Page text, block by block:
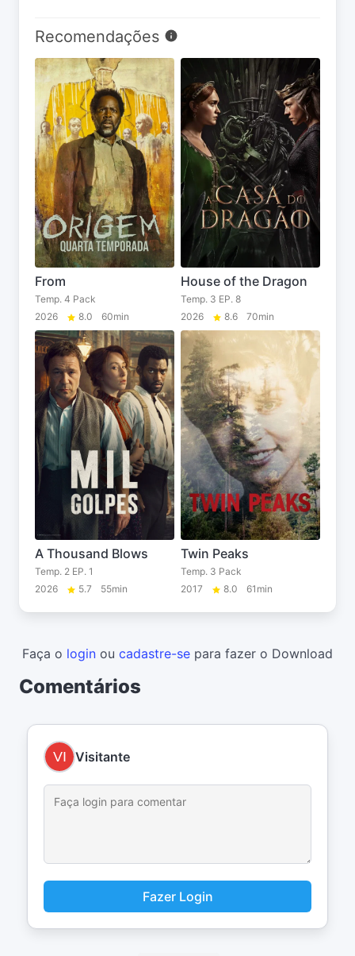
Recomendações
From
Temp. 4 Pack
2026
8.0 60min
House of the Dragon
Temp. 3 EP. 8
2026
8.6 70min
A Thousand Blows
Temp. 2 EP. 1
2026
5.7 55min
Twin Peaks
Temp. 3 Pack
2017
8.0 61min
Faça o login ou cadastre-se para fazer o Download
Comentários
Visitante
Fazer Login